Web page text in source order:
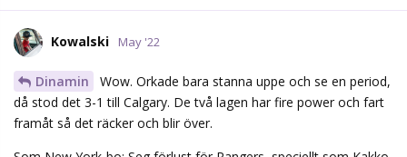
Kowalski May '22
Dinamin
Wow. Orkade bara stanna uppe och se en period,
då stod det 3-1 till Calgary. De två lagen har fire power och fart
framåt så det räcker och blir över.